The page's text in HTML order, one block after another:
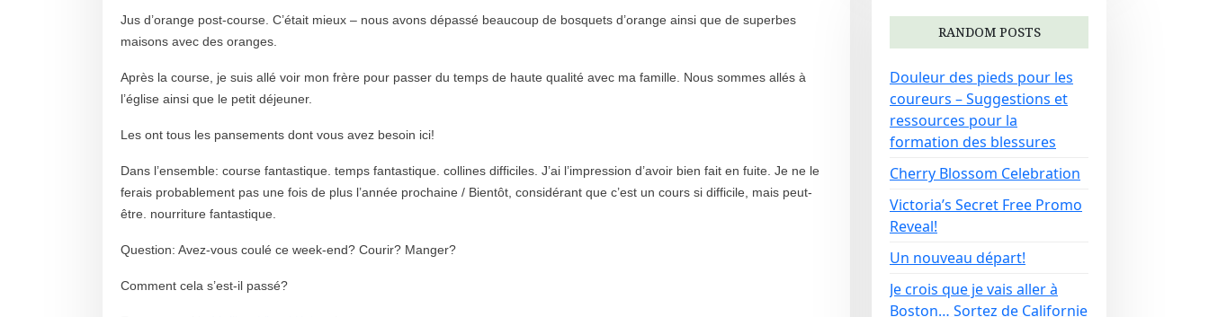
Jus d’orange post-course. C’était mieux – nous avons dépassé beaucoup de bosquets d’orange ainsi que de superbes
maisons avec des oranges.
Après la course, je suis allé voir mon frère pour passer du temps de haute qualité avec ma famille. Nous sommes allés à
l’église ainsi que le petit déjeuner.
Les ont tous les pansements dont vous avez besoin ici!
Dans l’ensemble: course fantastique. temps fantastique. collines difficiles. J’ai l’impression d’avoir bien fait en fuite. Je ne le
ferais probablement pas une fois de plus l’année prochaine / Bientôt, considérant que c’est un cours si difficile, mais peut-
être. nourriture fantastique.
Question: Avez-vous coulé ce week-end? Courir? Manger?
Comment cela s’est-il passé?
RANDOM POSTS
Douleur des pieds pour les
coureurs – Suggestions et
ressources pour la
formation des blessures
Cherry Blossom Celebration
Victoria’s Secret Free Promo
Reveal!
Un nouveau départ!
Je crois que je vais aller à
Boston… Sortez de Californie